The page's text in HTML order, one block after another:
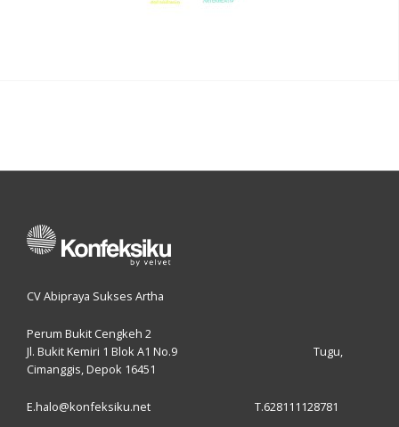
CV Abipraya Sukses Artha
Perum Bukit Cengkeh 2
Jl. Bukit Kemiri 1 Blok A1 No.9 Tugu,
Cimanggis, Depok 16451
E.halo@konfeksiku.net T.628111128781